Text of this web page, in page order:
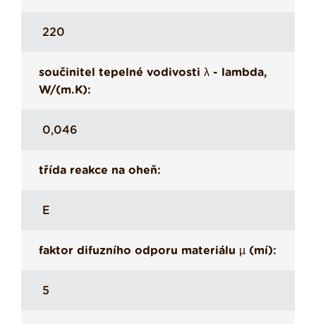
220
součinitel tepelné vodivosti λ - lambda,
W/(m.K):
0,046
třída reakce na oheň:
E
faktor difuzního odporu materiálu µ (mí):
5